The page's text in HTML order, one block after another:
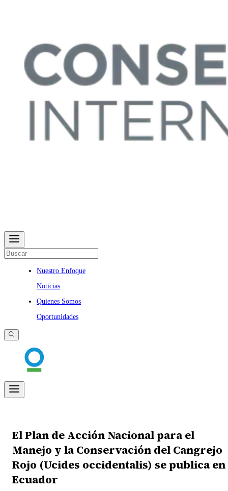
Nuestro Enfoque
Noticias
Quienes Somos
Oportunidades
El Plan de Acción Nacional para el
Manejo y la Conservación del Cangrejo
Rojo (Ucides occidentalis) se publica en
Ecuador